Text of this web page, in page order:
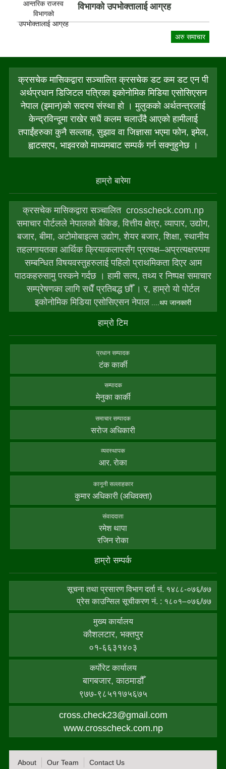
विभागको उपभोक्तालाई आग्रह
अरु समाचार
क्रसचेक मासिकद्वारा सञ्चालित क्रसचेक डट कम डट एन पी
अर्थप्रधान डिजिटल पत्रिका इकोनोमिक मिडिया एसोसिएसन
नेपाल (इमान)को सदस्य संस्था हो । मुलुकको अर्थतन्त्रलाई
केन्द्रविन्दूमा राखेर सधैं कलम चलाउँदै आएको हामीलाई
तपाईंहरुका कुनै सल्लाह, सुझाव वा जिज्ञासा भएमा फोन, इमेल,
ह्वाटसएप, भाइवरको माध्यमबाट सम्पर्क गर्न सक्नुहुनेछ ।
हाम्राे बारेमा
क्रसचेक मासिकद्वारा सञ्चालित crosscheck.com.np
समाचार पोर्टलले नेपालको बैकिङ, वित्तीय क्षेत्र, व्यापार, उद्योग,
बजार, बीमा, अटोमोबाइल्स उद्योग, शेयर बजार, शिक्षा, स्थानीय
तहलगायतका आर्थिक क्रियाकलापसँग प्रत्यक्ष–अप्रत्यक्षरुपमा
सम्बन्धित विषयवस्तुहरुलाई पहिलो प्राथमिकता दिएर आम
पाठकहरुसामु पस्कने गर्दछ । हामी सत्य, तथ्य र निष्पक्ष समाचार
सम्प्रेषणका लागि सधैँ प्रतिबद्ध छौँ । र, हाम्राे याे पाेर्टल
इकोनोमिक मिडिया एसोसिएसन नेपाल ....थप जानकारी
हाम्राे टिम
प्रधान सम्पादक
टंक कार्की
सम्पादक
मेनुका कार्की
समाचार सम्पादक
सराेज अधिकारी
व्यवस्थापक
आर. राेका
कानूनी सल्लाहकार
कुमार अधिकारी (अधिवक्ता)
संवाददाता
रमेश थापा
रजिन रोका
हाम्राे सम्पर्क
सूचना तथा प्रसारण विभाग दर्ता नं. १४८८-०७६/७७
प्रेस काउन्सिल सूचीकरण नं. : १८०१–०७६/७७
मुख्य कार्यालय
कौशलटार, भक्तपुर
०१-६६३१४०३
कर्पाेरेट कार्यालय
बागबजार, काठमाडौँ
९७७-९८५११७५६७५
cross.check23@gmail.com
www.crosscheck.com.np
About Our Team Contact Us